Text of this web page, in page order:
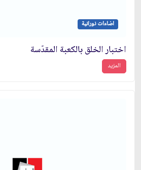
اضاءات نورانية
اختبار الخلق بالكعبة المقدّسة
المزيد